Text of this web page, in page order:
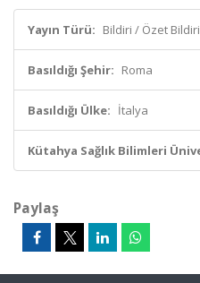
Yayın Türü: Bildiri / Özet Bildiri
Basıldığı Şehir: Roma
Basıldığı Ülke: İtalya
Kütahya Sağlık Bilimleri
Paylaş